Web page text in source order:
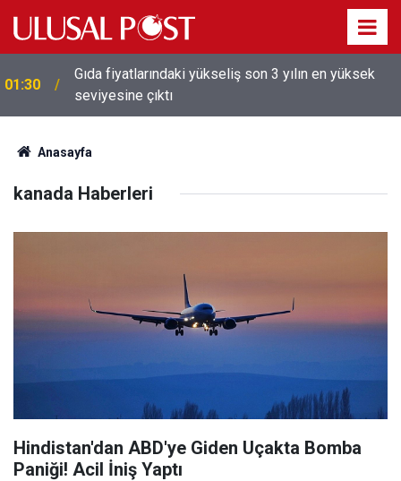
01:30
Gıda fiyatlarındaki yükseliş son 3 yılın en yüksek
seviyesine çıktı
Anasayfa
kanada Haberleri
Hindistan'dan ABD'ye Giden Uçakta Bomba
Paniği! Acil İniş Yaptı